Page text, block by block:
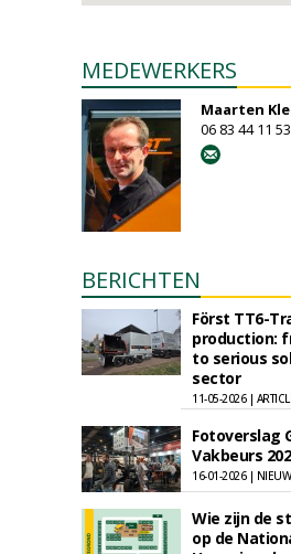
MEDEWERKERS
Maarten
06 83 44 11 53
BERICHTEN
Först TT6-
production:
to serious
sector
11-05-2026 |
Fotoverslag
Vakbeurs
16-01-2026 |
Wie zijn de
op de